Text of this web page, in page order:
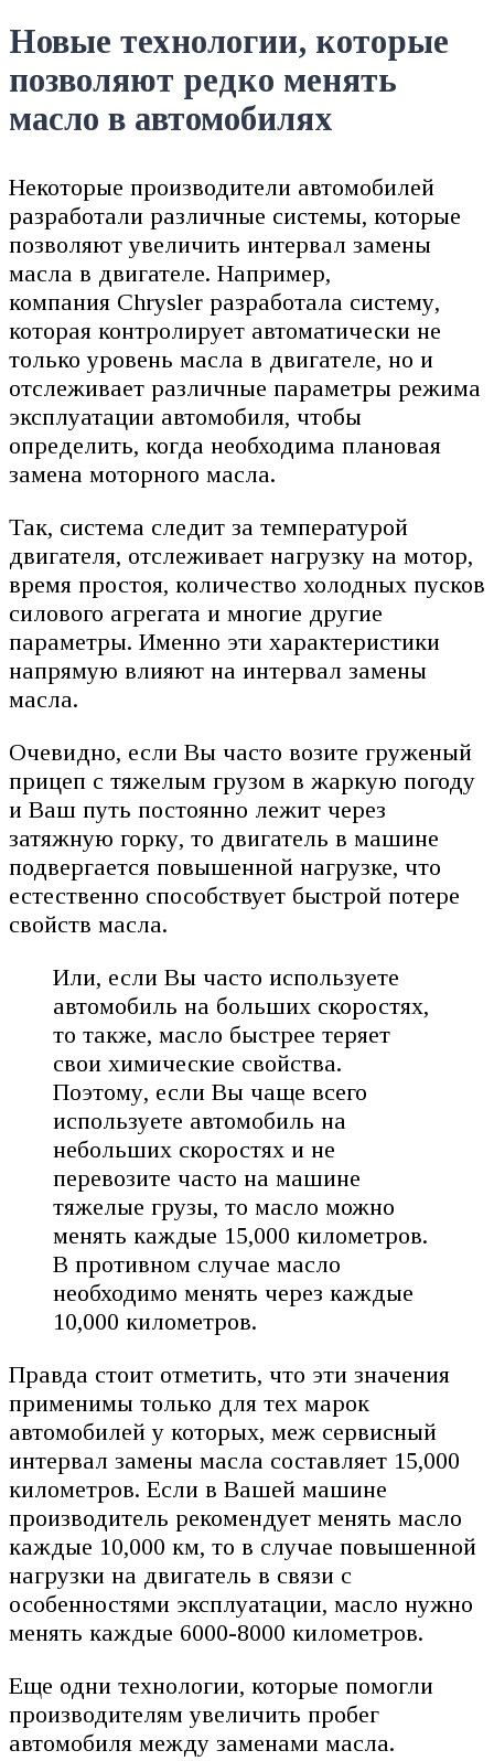
Новые технологии, которые
позволяют редко менять
масло в автомобилях
Некоторые производители автомобилей
разработали различные системы, которые
позволяют увеличить интервал замены
масла в двигателе. Например,
компания Chrysler разработала систему,
которая контролирует автоматически не
только уровень масла в двигателе, но и
отслеживает различные параметры режима
эксплуатации автомобиля, чтобы
определить, когда необходима плановая
замена моторного масла.
Так, система следит за температурой
двигателя, отслеживает нагрузку на мотор,
время простоя, количество холодных пусков
силового агрегата и многие другие
параметры. Именно эти характеристики
напрямую влияют на интервал замены
масла.
Очевидно, если Вы часто возите груженый
прицеп с тяжелым грузом в жаркую погоду
и Ваш путь постоянно лежит через
затяжную горку, то двигатель в машине
подвергается повышенной нагрузке, что
естественно способствует быстрой потере
свойств масла.
Или, если Вы часто используете
автомобиль на больших скоростях,
то также, масло быстрее теряет
свои химические свойства.
Поэтому, если Вы чаще всего
используете автомобиль на
небольших скоростях и не
перевозите часто на машине
тяжелые грузы, то масло можно
менять каждые 15,000 километров.
В противном случае масло
необходимо менять через каждые
10,000 километров.
Правда стоит отметить, что эти значения
применимы только для тех марок
автомобилей у которых, меж сервисный
интервал замены масла составляет 15,000
километров. Если в Вашей машине
производитель рекомендует менять масло
каждые 10,000 км, то в случае повышенной
нагрузки на двигатель в связи с
особенностями эксплуатации, масло нужно
менять каждые 6000-8000 километров.
Еще одни технологии, которые помогли
производителям увеличить пробег
автомобиля между заменами масла.